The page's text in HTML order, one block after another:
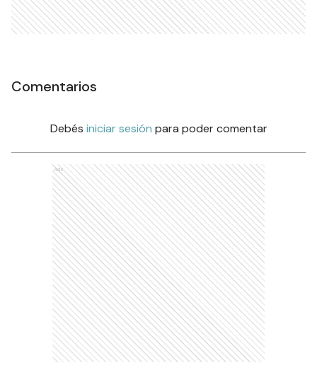
Comentarios
Debés iniciar sesión para poder comentar
Ads